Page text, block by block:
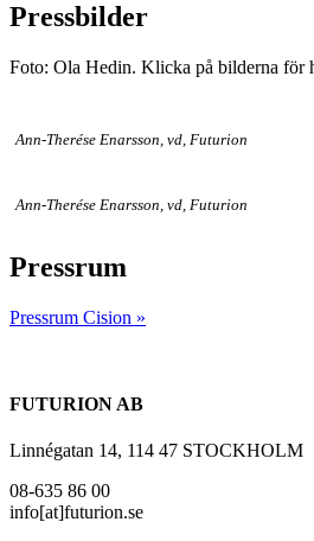
Pressbilder
Foto: Ola Hedin. Klicka på bilderna för
Ann-Therése Enarsson, vd, Futurion
Ann-Therése Enarsson, vd, Futurion
Pressrum
Pressrum Cision »
FUTURION AB
Linnégatan 14, 114 47 STOCKHOLM
08-635 86 00
info[at]futurion.se